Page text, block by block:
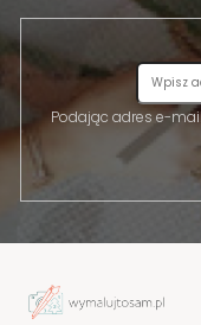
Podając adres e-